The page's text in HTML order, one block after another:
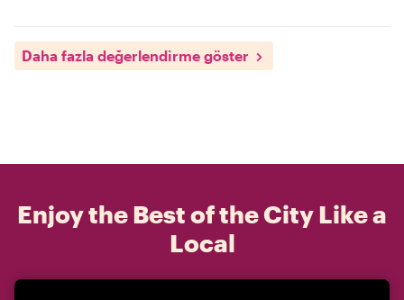
Daha fazla değerlendirme göster
Enjoy the Best of the City Like a
Local